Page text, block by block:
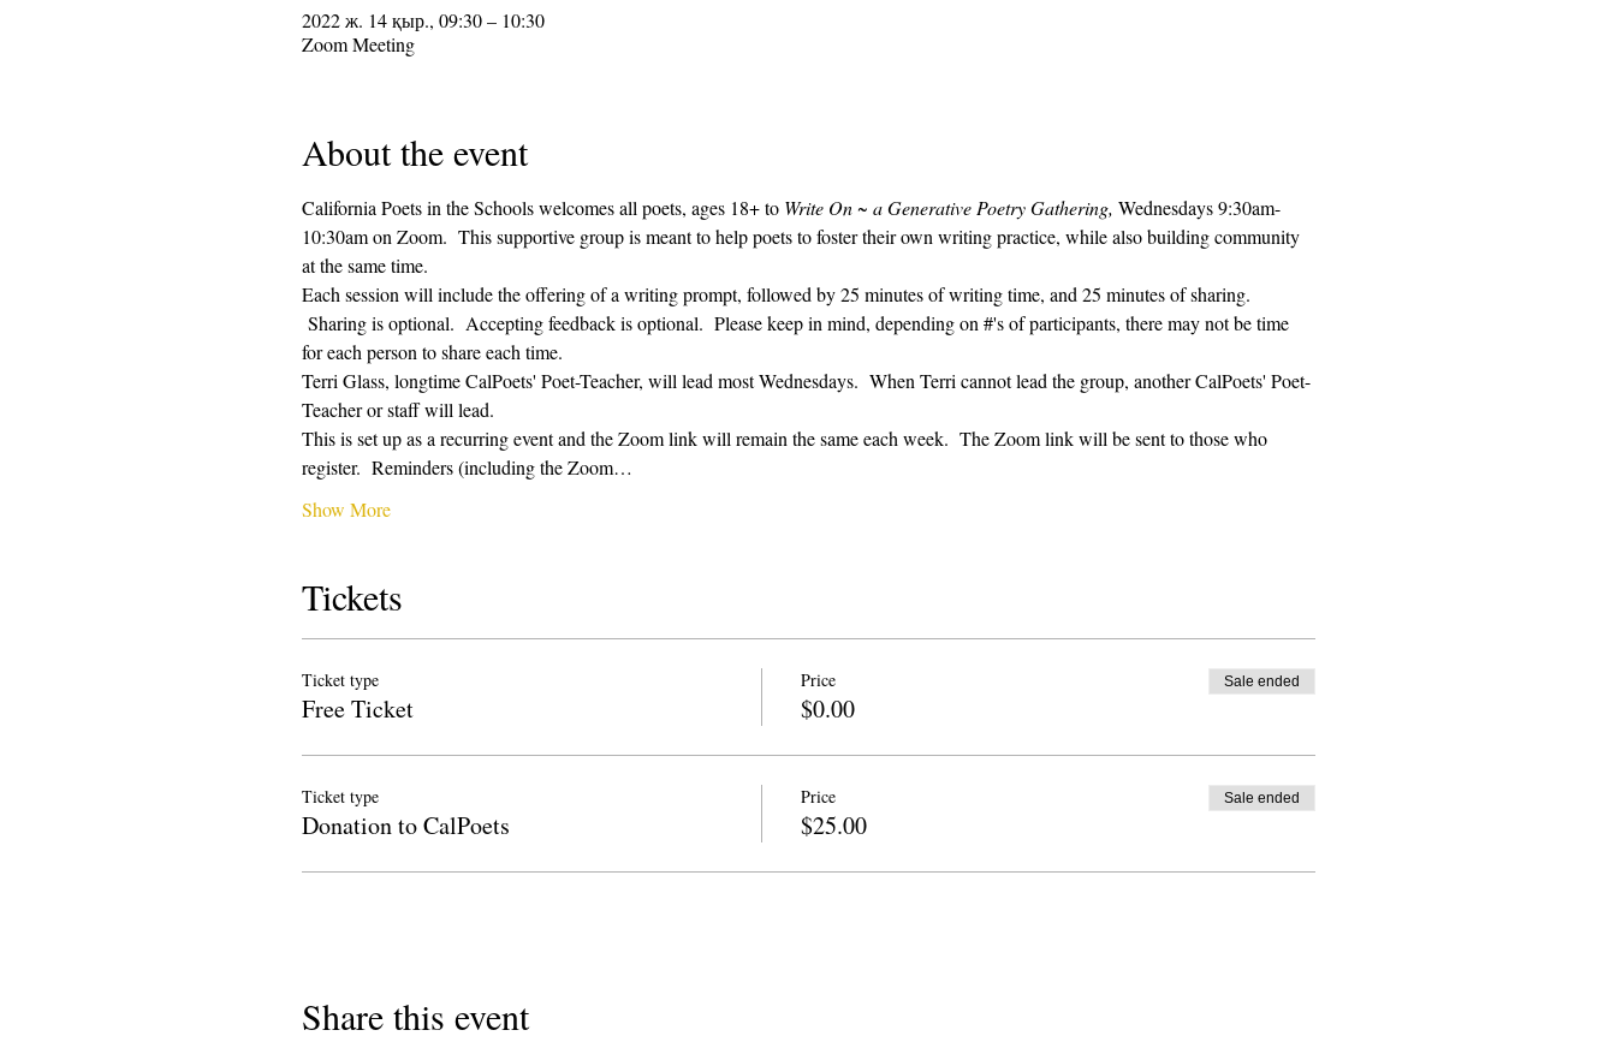
2022 ж. 14 қыр., 09:30 – 10:30
Zoom Meeting
About the event
California Poets in the Schools welcomes all poets, ages 18+ to Write On ~ a Generative Poetry Gathering, Wednesdays 9:30am-
10:30am on Zoom.  This supportive group is meant to help poets to foster their own writing practice, while also building community
at the same time.
Each session will include the offering of a writing prompt, followed by 25 minutes of writing time, and 25 minutes of sharing.
Sharing is optional.  Accepting feedback is optional.  Please keep in mind, depending on #'s of participants, there may not be time
for each person to share each time.
Terri Glass, longtime CalPoets' Poet-Teacher, will lead most Wednesdays.  When Terri cannot lead the group, another CalPoets' Poet-
Teacher or staff will lead.
This is set up as a recurring event and the Zoom link will remain the same each week.  The Zoom link will be sent to those who
register.  Reminders (including the Zoom…
Show More
Tickets
Ticket type
Free Ticket
Price
$0.00
Sale ended
Ticket type
Donation to CalPoets
Price
$25.00
Sale ended
Share this event